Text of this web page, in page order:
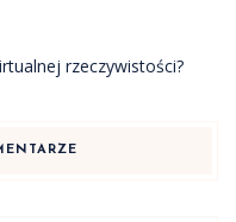
rzeczywistości?